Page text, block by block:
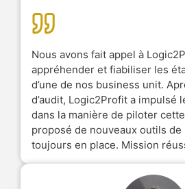
Nous avons fait appel à
appréhender et fiabiliser les
d’une de nos business unit.
d’audit, Logic2Profit a impulsé
dans la manière de piloter
proposé de nouveaux outils de
toujours en place. Mission